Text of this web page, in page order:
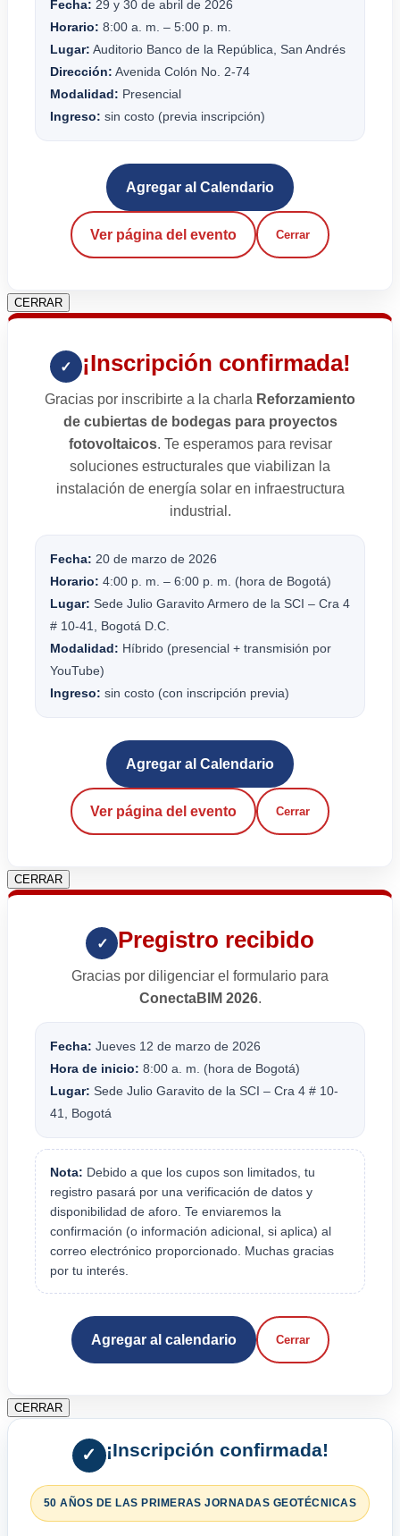
Fecha: 29 y 30 de abril de 2026
Horario: 8:00 a. m. – 5:00 p. m.
Lugar: Auditorio Banco de la República, San Andrés
Dirección: Avenida Colón No. 2-74
Modalidad: Presencial
Ingreso: sin costo (previa inscripción)
Agregar al Calendario
Ver página del evento Cerrar
CERRAR
✓ ¡Inscripción confirmada!
Gracias por inscribirte a la charla Reforzamiento
de cubiertas de bodegas para proyectos
fotovoltaicos. Te esperamos para revisar
soluciones estructurales que viabilizan la
instalación de energía solar en infraestructura
industrial.
Fecha: 20 de marzo de 2026
Horario: 4:00 p. m. – 6:00 p. m. (hora de Bogotá)
Lugar: Sede Julio Garavito Armero de la SCI – Cra 4
# 10-41, Bogotá D.C.
Modalidad: Híbrido (presencial + transmisión por
YouTube)
Ingreso: sin costo (con inscripción previa)
Agregar al Calendario
Ver página del evento Cerrar
CERRAR
✓ Pregistro recibido
Gracias por diligenciar el formulario para
ConectaBIM 2026.
Fecha: Jueves 12 de marzo de 2026
Hora de inicio: 8:00 a. m. (hora de Bogotá)
Lugar: Sede Julio Garavito de la SCI – Cra 4 # 10-
41, Bogotá
Nota: Debido a que los cupos son limitados, tu
registro pasará por una verificación de datos y
disponibilidad de aforo. Te enviaremos la
confirmación (o información adicional, si aplica) al
correo electrónico proporcionado. Muchas gracias
por tu interés.
Agregar al calendario Cerrar
CERRAR
✓ ¡Inscripción confirmada!
50 AÑOS DE LAS PRIMERAS JORNADAS GEOTÉCNICAS